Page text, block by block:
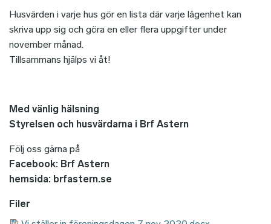
Husvärden i varje hus gör en lista där varje lägenhet kan
skriva upp sig och göra en eller flera uppgifter under
november månad.
Tillsammans hjälps vi åt!
Med vänlig hälsning
Styrelsen och husvärdarna i Brf Astern
Följ oss gärna på
Facebook: Brf Astern
hemsida: brfastern.se
Filer